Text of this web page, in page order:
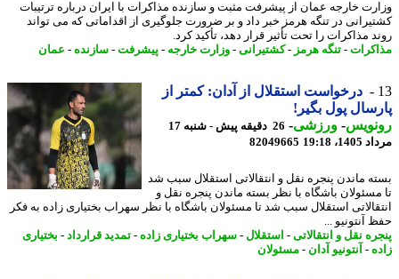
خارجه عمان از پیشرفت مثبت و سازنده مذاکرات با ایران درباره ترتیبات
در تنگه هرمز خبر داد و بر ضرورت جلوگیری از اقداماتی که می تواند
مذاکرات را تحت تأثیر قرار دهد، تأکید کرد.
- تنگه هرمز- کشتیرانی- وزارت خارجه-پیشرفت-سازنده-عمان
درخواست استقلال از آدان: کمتر از
پول بگیر!
-ورزشی-
26 دقیقه پیش - شنبه 17
19:18
82049665
ماندن پنجره نقل و انتقالاتی استقلال سبب شد
باشگاه با نظر بسته ماندن پنجره نقل و
استقلال سبب شد تا مسئولان باشگاه با نظر سهراب بختیاری زاده به فکر
آنتونیو ...
نقل و انتقالاتی-استقلال-سهراب بختیاری زاده - تمدید قرارداد -بختیاری
- آنتونیو آدان - مسئولان